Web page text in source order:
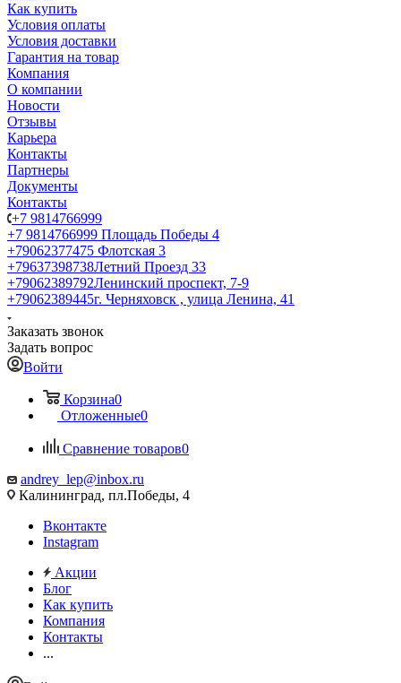
Как купить
Условия оплаты
Условия доставки
Гарантия на товар
Компания
О компании
Новости
Отзывы
Карьера
Контакты
Партнеры
Документы
Контакты
+7 9814766999
+7 9814766999 Площадь Победы 4
+79062377475 Флотская 3
+79637398738Летний Проезд 33
+79062389792Ленинский проспект, 7-9
+79062389445г. Черняховск , улица Ленина, 41
Заказать звонок
Задать вопрос
Войти
Корзина0
Отложенные0
Сравнение товаров0
andrey_lep@inbox.ru
Калининград, пл.Победы, 4
Вконтакте
Instagram
Акции
Блог
Как купить
Компания
Контакты
...